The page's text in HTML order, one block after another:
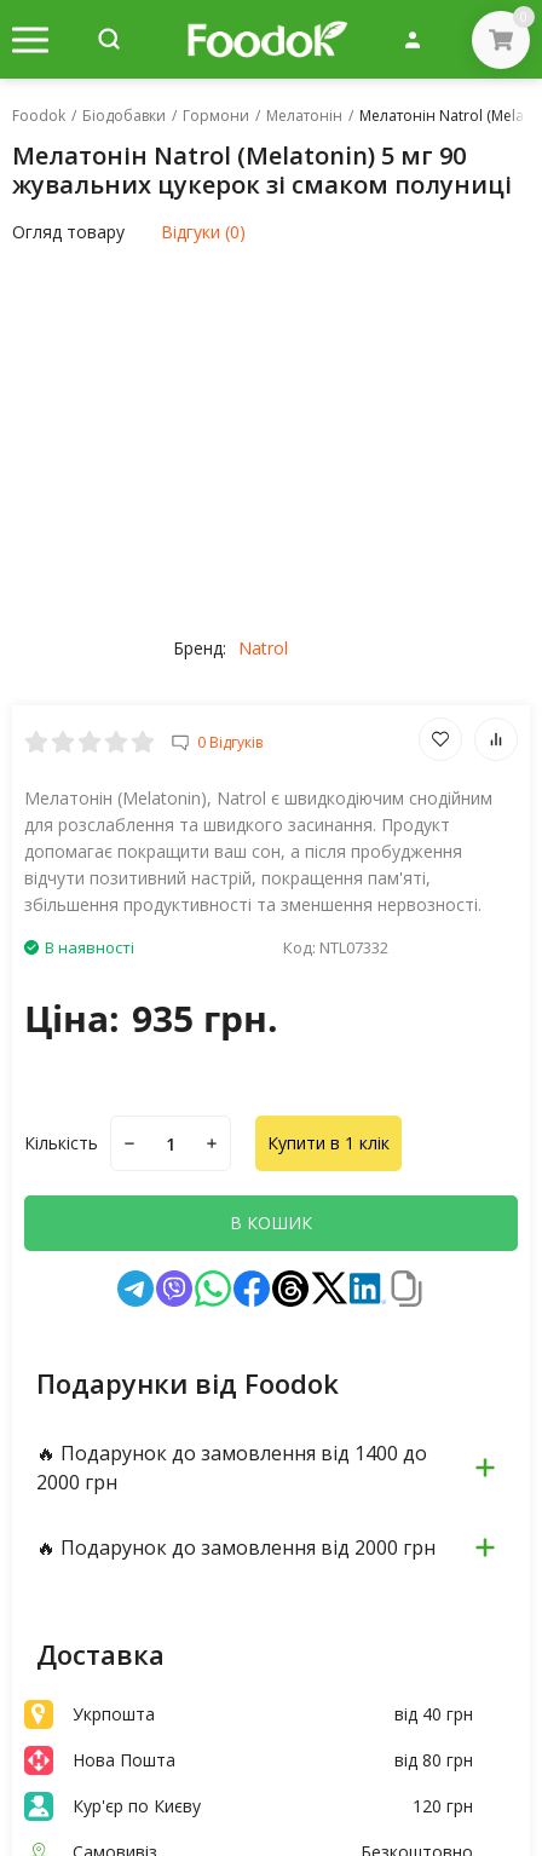
0
Foodok / Біодобавки / Гормони / Мелатонін / Мелатонін Natrol
Мелатонін Natrol (Melatonin) 5 мг 90
жувальних цукерок зі смаком полуниці
Огляд товару Відгуки (0)
Бренд: Natrol
0 Відгуків
Мелатонін (Melatonin), Natrol є швидкодіючим снодійним
для розслаблення та швидкого засинання. Продукт
допомагає покращити ваш сон, а після пробудження
відчути позитивний настрій, покращення пам'яті,
збільшення продуктивності та зменшення нервозності.
В наявності Код: NTL07332
Ціна: 935 грн.
Кількість Купити в 1 клік
В КОШИК
Подарунки від Foodok
🔥 Подарунок до замовлення від 1400 до
2000 грн
🔥 Подарунок до замовлення від 2000 грн
Доставка
Укрпошта
від 40 грн
Нова Пошта
від 80 грн
Кур'єр по Києву
120 грн